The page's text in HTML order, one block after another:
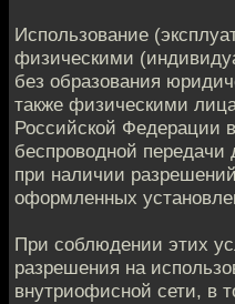
Использование
физическими
без образования
также физическими
Российской Федерации
беспроводной передачи
при наличии
оформленных
При соблюдении этих
разрешения на
внутриофисной сети, в